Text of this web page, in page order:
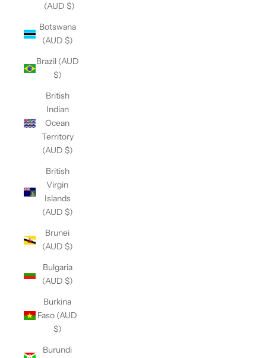
(AUD $)
Botswana
(AUD $)
Brazil (AUD
$)
British
Indian
Ocean
Territory
(AUD $)
British
Virgin
Islands
(AUD $)
Brunei
(AUD $)
Bulgaria
(AUD $)
Burkina
Faso (AUD
$)
Burundi